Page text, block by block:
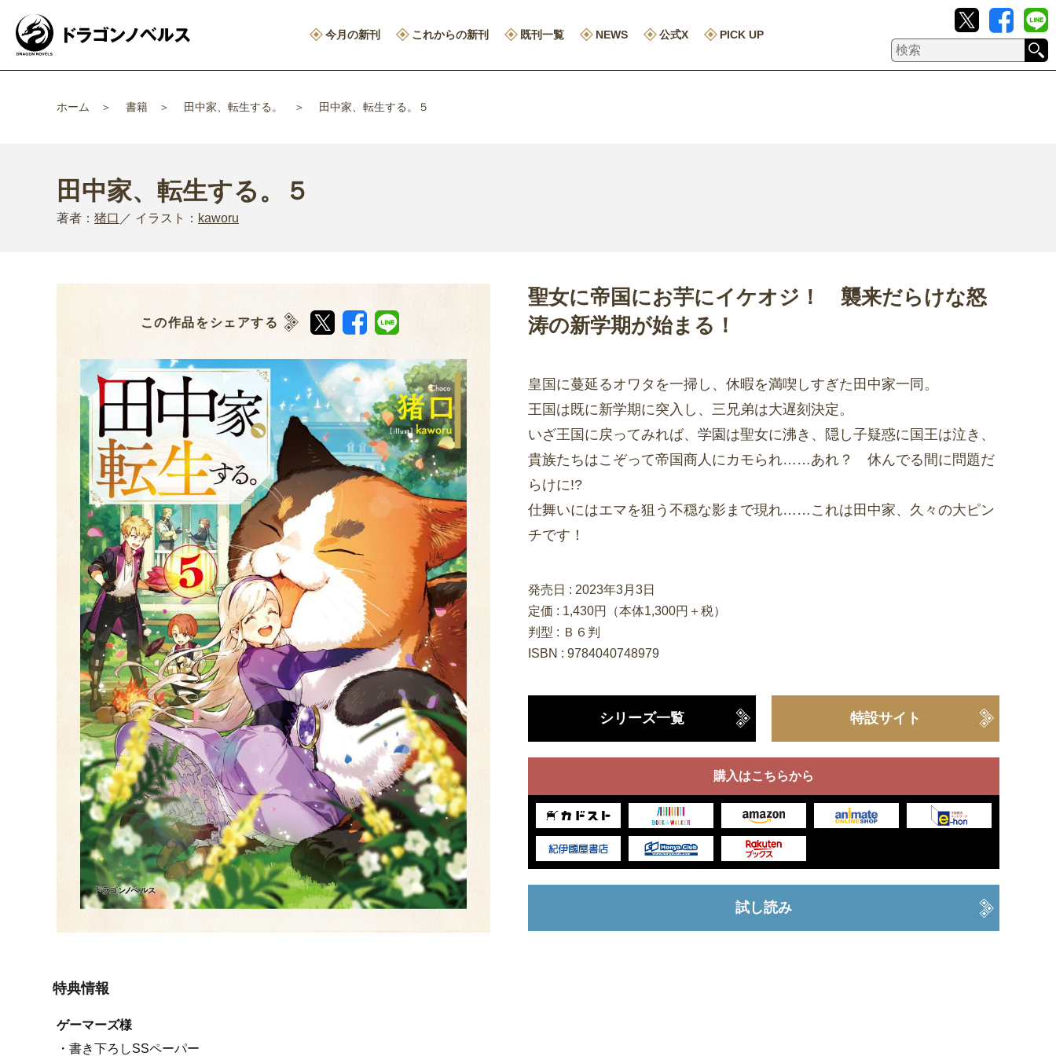
今月の新刊 これからの新刊 既刊一覧 NEWS 公式X PICK UP
ホーム 書籍 田中家、転生する。 田中家、転生する。５
田中家、転生する。５
著者： 猪口 イラスト： kaworu
この作品をシェアする
聖女に帝国にお芋にイケオジ！ 襲来だらけな怒
涛の新学期が始まる！
皇国に蔓延るオワタを一掃し、休暇を満喫しすぎた田中家一同。
王国は既に新学期に突入し、三兄弟は大遅刻決定。
いざ王国に戻ってみれば、学園は聖女に沸き、隠し子疑惑に国王は泣き、
貴族たちはこぞって帝国商人にカモられ……あれ？ 休んでる間に問題だ
らけに!?
仕舞いにはエマを狙う不穏な影まで現れ……これは田中家、久々の大ピン
チです！
発売日 : 2023年3月3日
定価 : 1,430円（本体1,300円＋税）
判型 : Ｂ６判
ISBN : 9784040748979
シリーズ一覧 特設サイト
購入はこちらから
試し読み
特典情報
ゲーマーズ様
・書き下ろしSSペーパー